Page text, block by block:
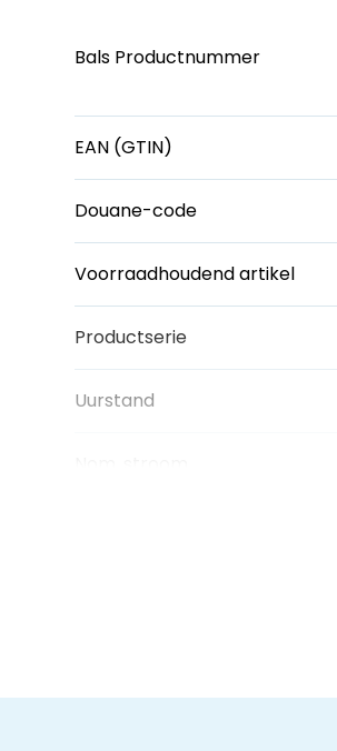
Bals Productnummer
EAN (GTIN)
Douane-code
Voorraadhoudend artikel
Productserie
Uurstand